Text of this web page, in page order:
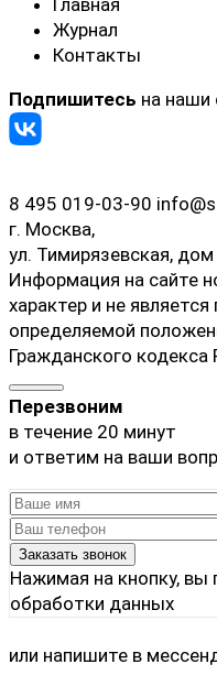
Журнал
Контакты
Подпишитесь на наши
8 495 019-03-90
г. Москва,
ул. Тимирязевская, дом
Информация на сайте
характер и не
определяемой
Гражданского кодекса
Перезвоним
в течение 20 минут
и ответим на ваши
Нажимая на кнопку, вы
обработки данных
или напишите в